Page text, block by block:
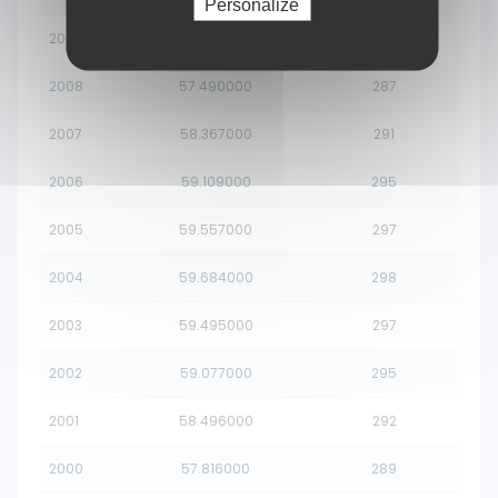
2009
2008 57.490000 287
2007 58.367000 291
2006 59.109000 295
2005 59.557000 297
2004 59.684000 298
2003 59.495000 297
2002 59.077000 295
2001 58.496000 292
2000 57.816000 289
Personalize